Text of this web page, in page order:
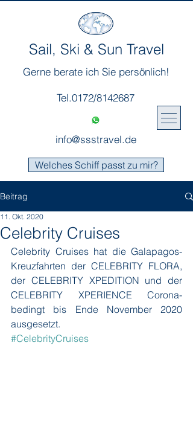
Sail, Ski & Sun Travel
Gerne berate ich Sie persönlich!
Tel.0172/8142687
info@ssstravel.de
Welches Schiff passt zu mir?
Beitrag
Celebrity Cruises
11. Okt. 2020
Celebrity Cruises hat die Galapagos-
Kreuzfahrten der CELEBRITY FLORA,
der CELEBRITY XPEDITION und der
CELEBRITY XPERIENCE Corona-
bedingt bis Ende November 2020
ausgesetzt.
#CelebrityCruises